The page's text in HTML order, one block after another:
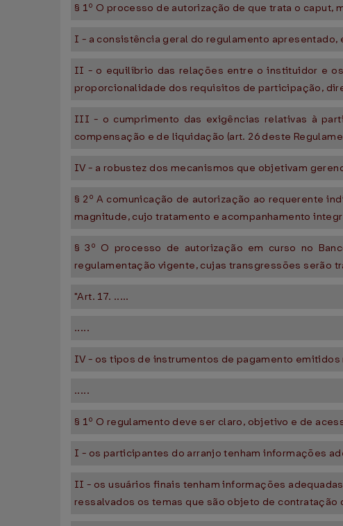
§ 1º O processo de autorização de que trata o
I - a consistência geral do regulamento
II - o equilíbrio das relações entre o instituidor e
proporcionalidade dos requisitos de participação,
III - o cumprimento das exigências relativas à
compensação e de liquidação (art. 26 deste
IV - a robustez dos mecanismos que objetivam
§ 2º A comunicação de autorização ao requerente
magnitude, cujo tratamento e acompanhamento
§ 3º O processo de autorização em curso no
regulamentação vigente, cujas transgressões serão
"Art. 17. .....
.....
IV - os tipos de instrumentos de pagamento emitidos
.....
§ 1º O regulamento deve ser claro, objetivo e de
I - os participantes do arranjo tenham informações
II - os usuários finais tenham informações
ressalvados os temas que são objeto de